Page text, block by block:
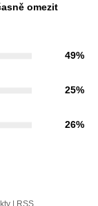
omezit
49%
25%
26%
| RSS